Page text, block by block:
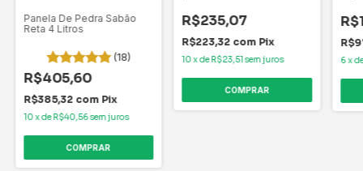
Panela De Pedra Sabão
Reta 4 Litros
(18)
R$405,60
R$385,32 com Pix
10xdeR$40,56sem juros
R$235,07
R$223,32 com Pix
10xde R$23,51 sem juros 6x